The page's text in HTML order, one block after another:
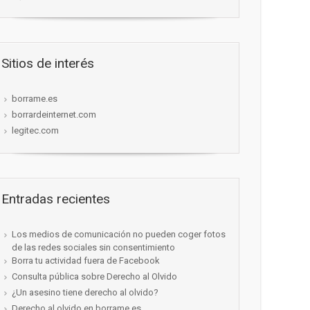
Sitios de interés
borrame.es
borrardeinternet.com
legitec.com
Entradas recientes
Los medios de comunicación no pueden coger fotos
de las redes sociales sin consentimiento
Borra tu actividad fuera de Facebook
Consulta pública sobre Derecho al Olvido
¿Un asesino tiene derecho al olvido?